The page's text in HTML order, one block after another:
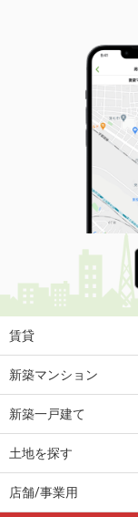
賃貸
新築マンション
新築一戸建て
土地を探す
店舗/事業用